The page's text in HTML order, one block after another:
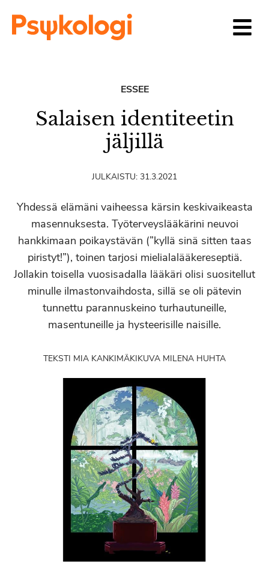
ESSEE
Salaisen identiteetin
jäljillä
JULKAISTU: 31.3.2021
Yhdessä elämäni vaiheessa kärsin keskivaikeasta
masennuksesta. Työterveyslääkärini neuvoi
hankkimaan poikaystävän (”kyllä sinä sitten taas
piristyt!”), toinen tarjosi mielialalääkereseptiä.
Jollakin toisella vuosisadalla lääkäri olisi suositellut
minulle ilmastonvaihdosta, sillä se oli pätevin
tunnettu parannuskeino turhautuneille,
masentuneille ja hysteerisille naisille.
TEKSTI MIA KANKIMÄKIKUVA MILENA HUHTA